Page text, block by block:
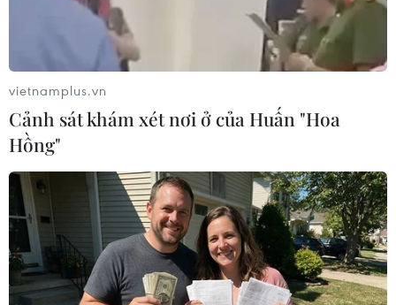
định cư và phong tỏa Gaza.
vietnamplus.vn
Cảnh sát khám xét nơi ở của Huấn "Hoa
Hồng"